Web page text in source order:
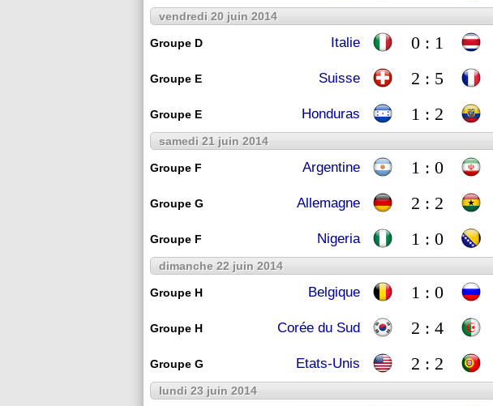
vendredi 20 juin 2014
Groupe D Italie 0 : 1
Groupe E Suisse 2 : 5
Groupe E Honduras 1 : 2
samedi 21 juin 2014
Groupe F Argentine 1 : 0
Groupe G Allemagne 2 : 2
Groupe F Nigeria 1 : 0
dimanche 22 juin 2014
Groupe H Belgique 1 : 0
Groupe H Corée du Sud 2 : 4
Groupe G Etats-Unis 2 : 2
lundi 23 juin 2014